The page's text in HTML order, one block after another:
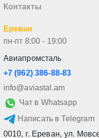
Контакты
Ереван
пн-пт 8:00 - 19:00
Авиапромсталь
+7 (962) 386-88-83
info@aviastal.am
Чат в Whatsapp
Написать в Telegram
0010, г. Ереван, ул.